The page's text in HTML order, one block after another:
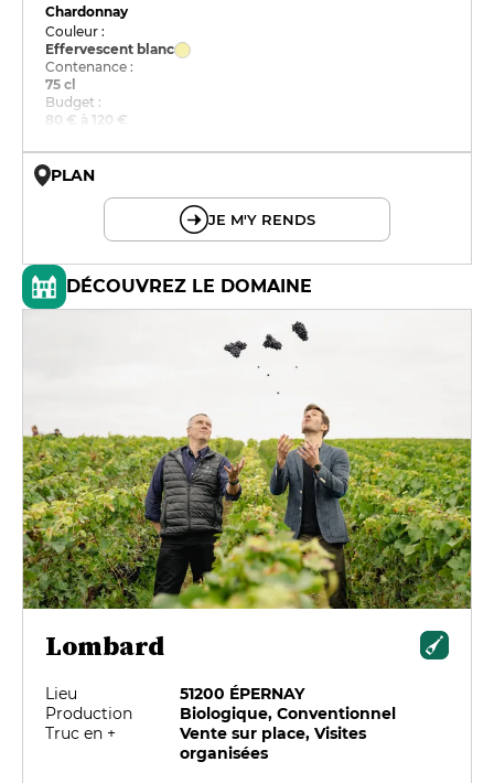
Chardonnay
Couleur :
Effervescent blanc
Contenance :
75 cl
Budget :
80 € à 120 €
PLAN
JE M'Y RENDS
DÉCOUVREZ LE DOMAINE
Lombard
Lieu
51200 ÉPERNAY
Production
Biologique, Conventionnel
Truc en +
Vente sur place, Visites
organisées